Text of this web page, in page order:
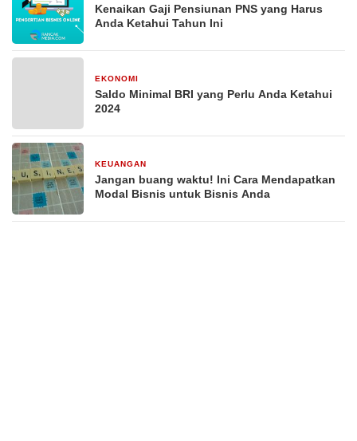
Kenaikan Gaji Pensiunan PNS yang Harus
Anda Ketahui Tahun Ini
EKONOMI
Saldo Minimal BRI yang Perlu Anda Ketahui
2024
KEUANGAN
Jangan buang waktu! Ini Cara Mendapatkan
Modal Bisnis untuk Bisnis Anda